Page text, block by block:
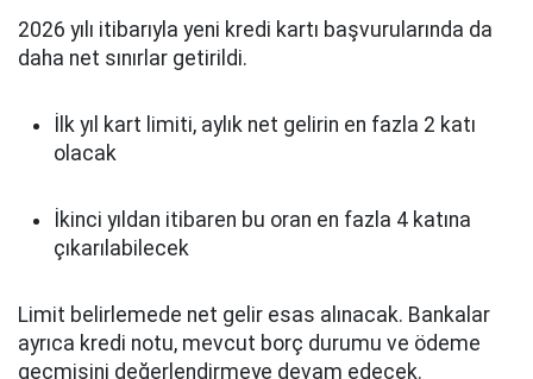
2026 yılı itibarıyla yeni kredi kartı başvurularında da
daha net sınırlar getirildi.
İlk yıl kart limiti, aylık net gelirin en fazla 2 katı
olacak
İkinci yıldan itibaren bu oran en fazla 4 katına
çıkarılabilecek
Limit belirlemede net gelir esas alınacak. Bankalar
ayrıca kredi notu, mevcut borç durumu ve ödeme
geçmişini değerlendirmeye devam edecek.